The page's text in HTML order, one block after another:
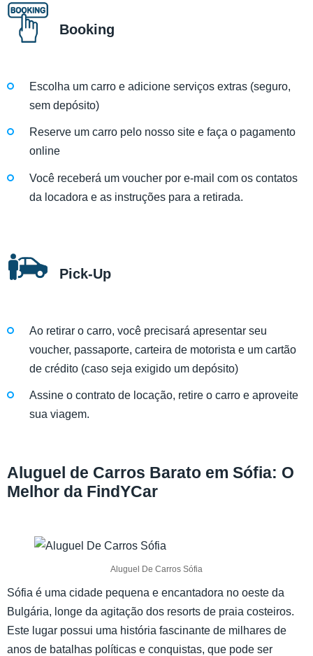
Booking
Escolha um carro e adicione serviços extras (seguro,
sem depósito)
Reserve um carro pelo nosso site e faça o pagamento
online
Você receberá um voucher por e-mail com os contatos
da locadora e as instruções para a retirada.
Pick-Up
Ao retirar o carro, você precisará apresentar seu
voucher, passaporte, carteira de motorista e um cartão
de crédito (caso seja exigido um depósito)
Assine o contrato de locação, retire o carro e aproveite
sua viagem.
Aluguel de Carros Barato em Sófia: O
Melhor da FindYCar
Aluguel De Carros Sófia
Sófia é uma cidade pequena e encantadora no oeste da
Bulgária, longe da agitação dos resorts de praia costeiros.
Este lugar possui uma história fascinante de milhares de
anos de batalhas políticas e conquistas, que pode ser